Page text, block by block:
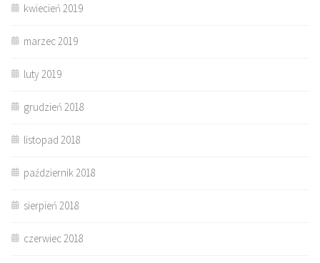
kwiecień 2019
marzec 2019
luty 2019
grudzień 2018
listopad 2018
październik 2018
sierpień 2018
czerwiec 2018